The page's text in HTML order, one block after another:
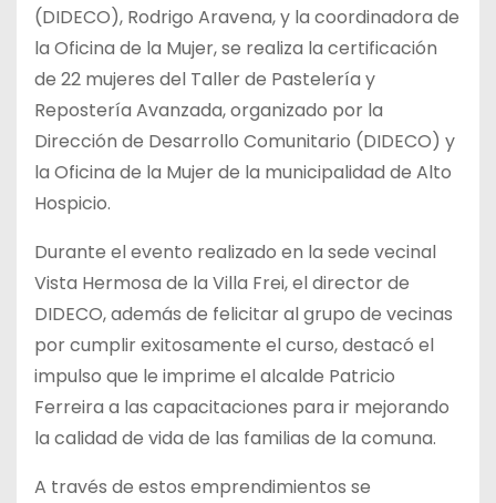
(DIDECO), Rodrigo Aravena, y la coordinadora de
la Oficina de la Mujer, se realiza la certificación
de 22 mujeres del Taller de Pastelería y
Repostería Avanzada, organizado por la
Dirección de Desarrollo Comunitario (DIDECO) y
la Oficina de la Mujer de la municipalidad de Alto
Hospicio.
Durante el evento realizado en la sede vecinal
Vista Hermosa de la Villa Frei, el director de
DIDECO, además de felicitar al grupo de vecinas
por cumplir exitosamente el curso, destacó el
impulso que le imprime el alcalde Patricio
Ferreira a las capacitaciones para ir mejorando
la calidad de vida de las familias de la comuna.
A través de estos emprendimientos se